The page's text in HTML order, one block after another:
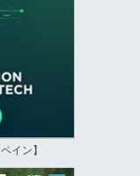
イン】